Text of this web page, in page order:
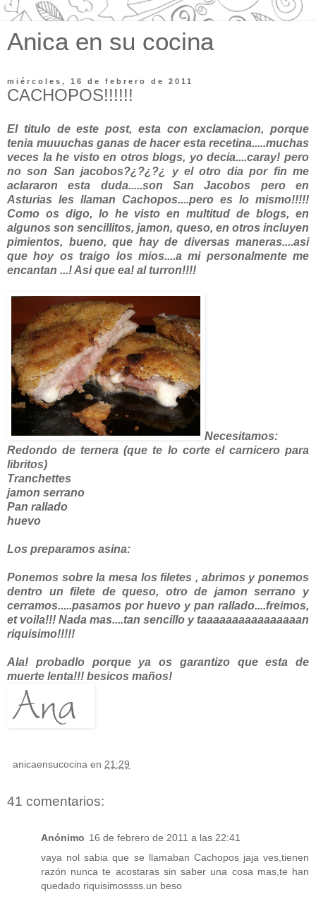
Anica en su cocina
miércoles, 16 de febrero de 2011
CACHOPOS!!!!!!
El titulo de este post, esta con exclamacion, porque
tenia muuuchas ganas de hacer esta recetina.....muchas
veces la he visto en otros blogs, yo decia....caray! pero
no son San jacobos?¿?¿?¿ y el otro dia por fin me
aclararon esta duda.....son San Jacobos pero en
Asturias les llaman Cachopos....pero es lo mismo!!!!!
Como os digo, lo he visto en multitud de blogs, en
algunos son sencillitos, jamon, queso, en otros incluyen
pimientos, bueno, que hay de diversas maneras....asi
que hoy os traigo los mios....a mi personalmente me
encantan ...! Asi que ea! al turron!!!!
Necesitamos:
Redondo de ternera (que te lo corte el carnicero para
libritos)
Tranchettes
jamon serrano
Pan rallado
huevo
Los preparamos asina:
Ponemos sobre la mesa los filetes , abrimos y ponemos
dentro un filete de queso, otro de jamon serrano y
cerramos.....pasamos por huevo y pan rallado....freimos,
et voila!!! Nada mas....tan sencillo y taaaaaaaaaaaaaaaan
riquisimo!!!!!
Ala! probadlo porque ya os garantizo que esta de
muerte lenta!!! besicos maños!
anicaensucocina en 21:29
41 comentarios:
Anónimo 16 de febrero de 2011 a las 22:41
vaya nol sabia que se llamaban Cachopos jaja ves,tienen
razón nunca te acostaras sin saber una cosa mas,te han
quedado riquisimossss.un beso